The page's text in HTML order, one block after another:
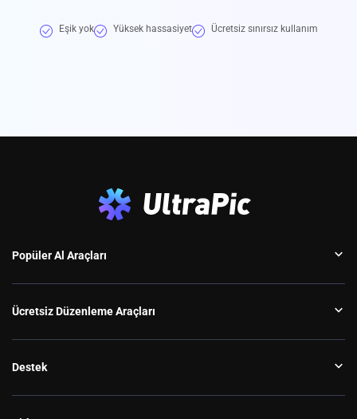
Eşik yok Yüksek hassasiyet Ücretsiz sınırsız kullanım
Popüler Al Araçları
Ücretsiz Düzenleme Araçları
Destek